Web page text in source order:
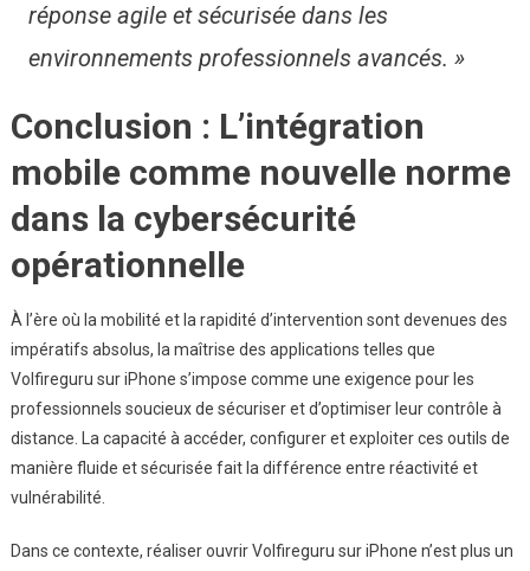
réponse agile et sécurisée dans les
environnements professionnels avancés. »
Conclusion : L’intégration
mobile comme nouvelle norme
dans la cybersécurité
opérationnelle
À l’ère où la mobilité et la rapidité d’intervention sont devenues des
impératifs absolus, la maîtrise des applications telles que
Volfireguru sur iPhone s’impose comme une exigence pour les
professionnels soucieux de sécuriser et d’optimiser leur contrôle à
distance. La capacité à accéder, configurer et exploiter ces outils de
manière fluide et sécurisée fait la différence entre réactivité et
vulnérabilité.
Dans ce contexte, réaliser ouvrir Volfireguru sur iPhone n’est plus un